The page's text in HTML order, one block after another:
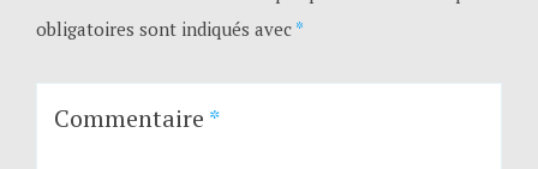
obligatoires sont indiqués avec *
Commentaire *